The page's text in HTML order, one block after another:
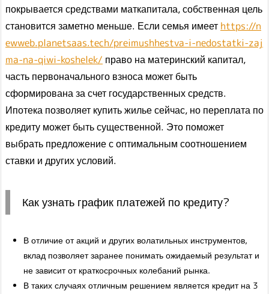
покрывается средствами маткапитала, собственная цель
становится заметно меньше. Если семья имеет https://n
ewweb.planetsaas.tech/preimushhestva-i-nedostatki-zaj
ma-na-qiwi-koshelek/ право на материнский капитал,
часть первоначального взноса может быть
сформирована за счет государственных средств.
Ипотека позволяет купить жилье сейчас, но переплата по
кредиту может быть существенной. Это поможет
выбрать предложение с оптимальным соотношением
ставки и других условий.
Как узнать график платежей по кредиту?
В отличие от акций и других волатильных инструментов,
вклад позволяет заранее понимать ожидаемый результат и
не зависит от краткосрочных колебаний рынка.
В таких случаях отличным решением является кредит на 3